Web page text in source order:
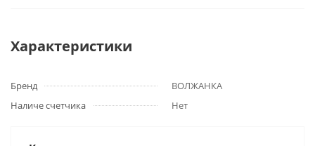
Характеристики
Бренд
ВОЛЖАНКА
Наличе счетчика
Нет